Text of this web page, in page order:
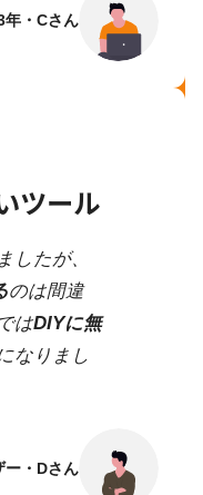
年・Cさん
ツール
したが、
のは間違
はDIYに無
なりまし
ー・Dさん